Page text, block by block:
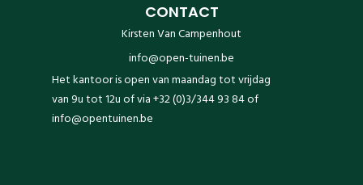
CONTACT
Kirsten Van Campenhout
info@open-tuinen.be
Het kantoor is open van maandag tot vrijdag
van 9u tot 12u of via +32 (0)3/344 93 84 of
info@opentuinen.be